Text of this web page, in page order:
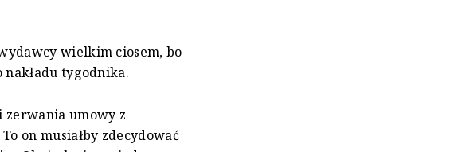
wielkim ciosem, bo
tygodnika.
zerwania umowy z
on musiałby zdecydować